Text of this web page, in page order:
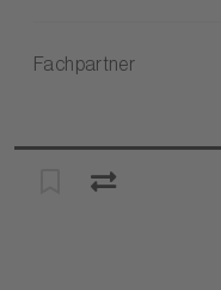
Fachpartner